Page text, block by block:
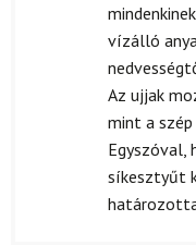
vízálló
Az ujjak
mint a
Egyszóval,
síkesztyűt